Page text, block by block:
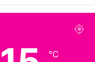
273.4 K
Followers